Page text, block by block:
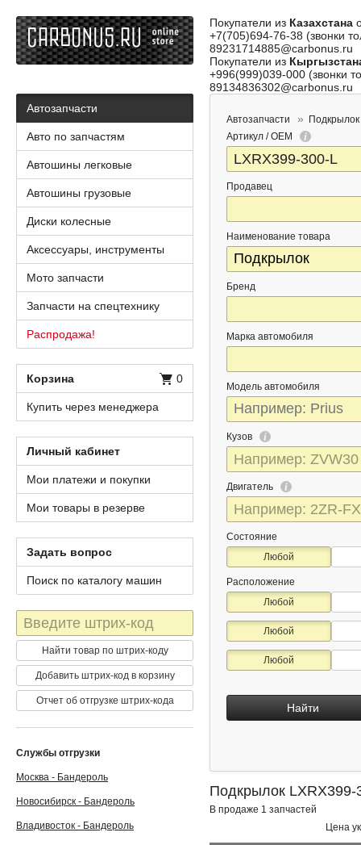
Покупатели из Казахстана
+7(705)694-76-38 (звонки
89231714885@carbonus.ru
Покупатели из
+996(999)039-000 (звонки
89134836302@carbonus.ru
Автозапчасти
Подкрылок
Артикул / OEM
Продавец
Наименование товара
Бренд
Марка автомобиля
Модель автомобиля
Кузов
Двигатель
Состояние
Любой
Расположение
Любой
Любой
Любой
Найти
Подкрылок LXRX399-
В продаже 1 запчастей
Цена
Автозапчасти
Авто по запчастям
Автошины легковые
Автошины грузовые
Диски колесные
Аксессуары, инструменты
Мото запчасти
Запчасти на спецтехнику
Распродажа!
Корзина 0
Купить через менеджера
Личный кабинет
Мои платежи и покупки
Мои товары в резерве
Задать вопрос
Поиск по каталогу машин
Штрих-
код
Найти товар по штрих-коду
Добавить штрих-код в корзину
Отчет об отгрузке штрих-кода
Службы отгрузки
Москва - Бандероль
Новосибирск - Бандероль
Владивосток - Бандероль